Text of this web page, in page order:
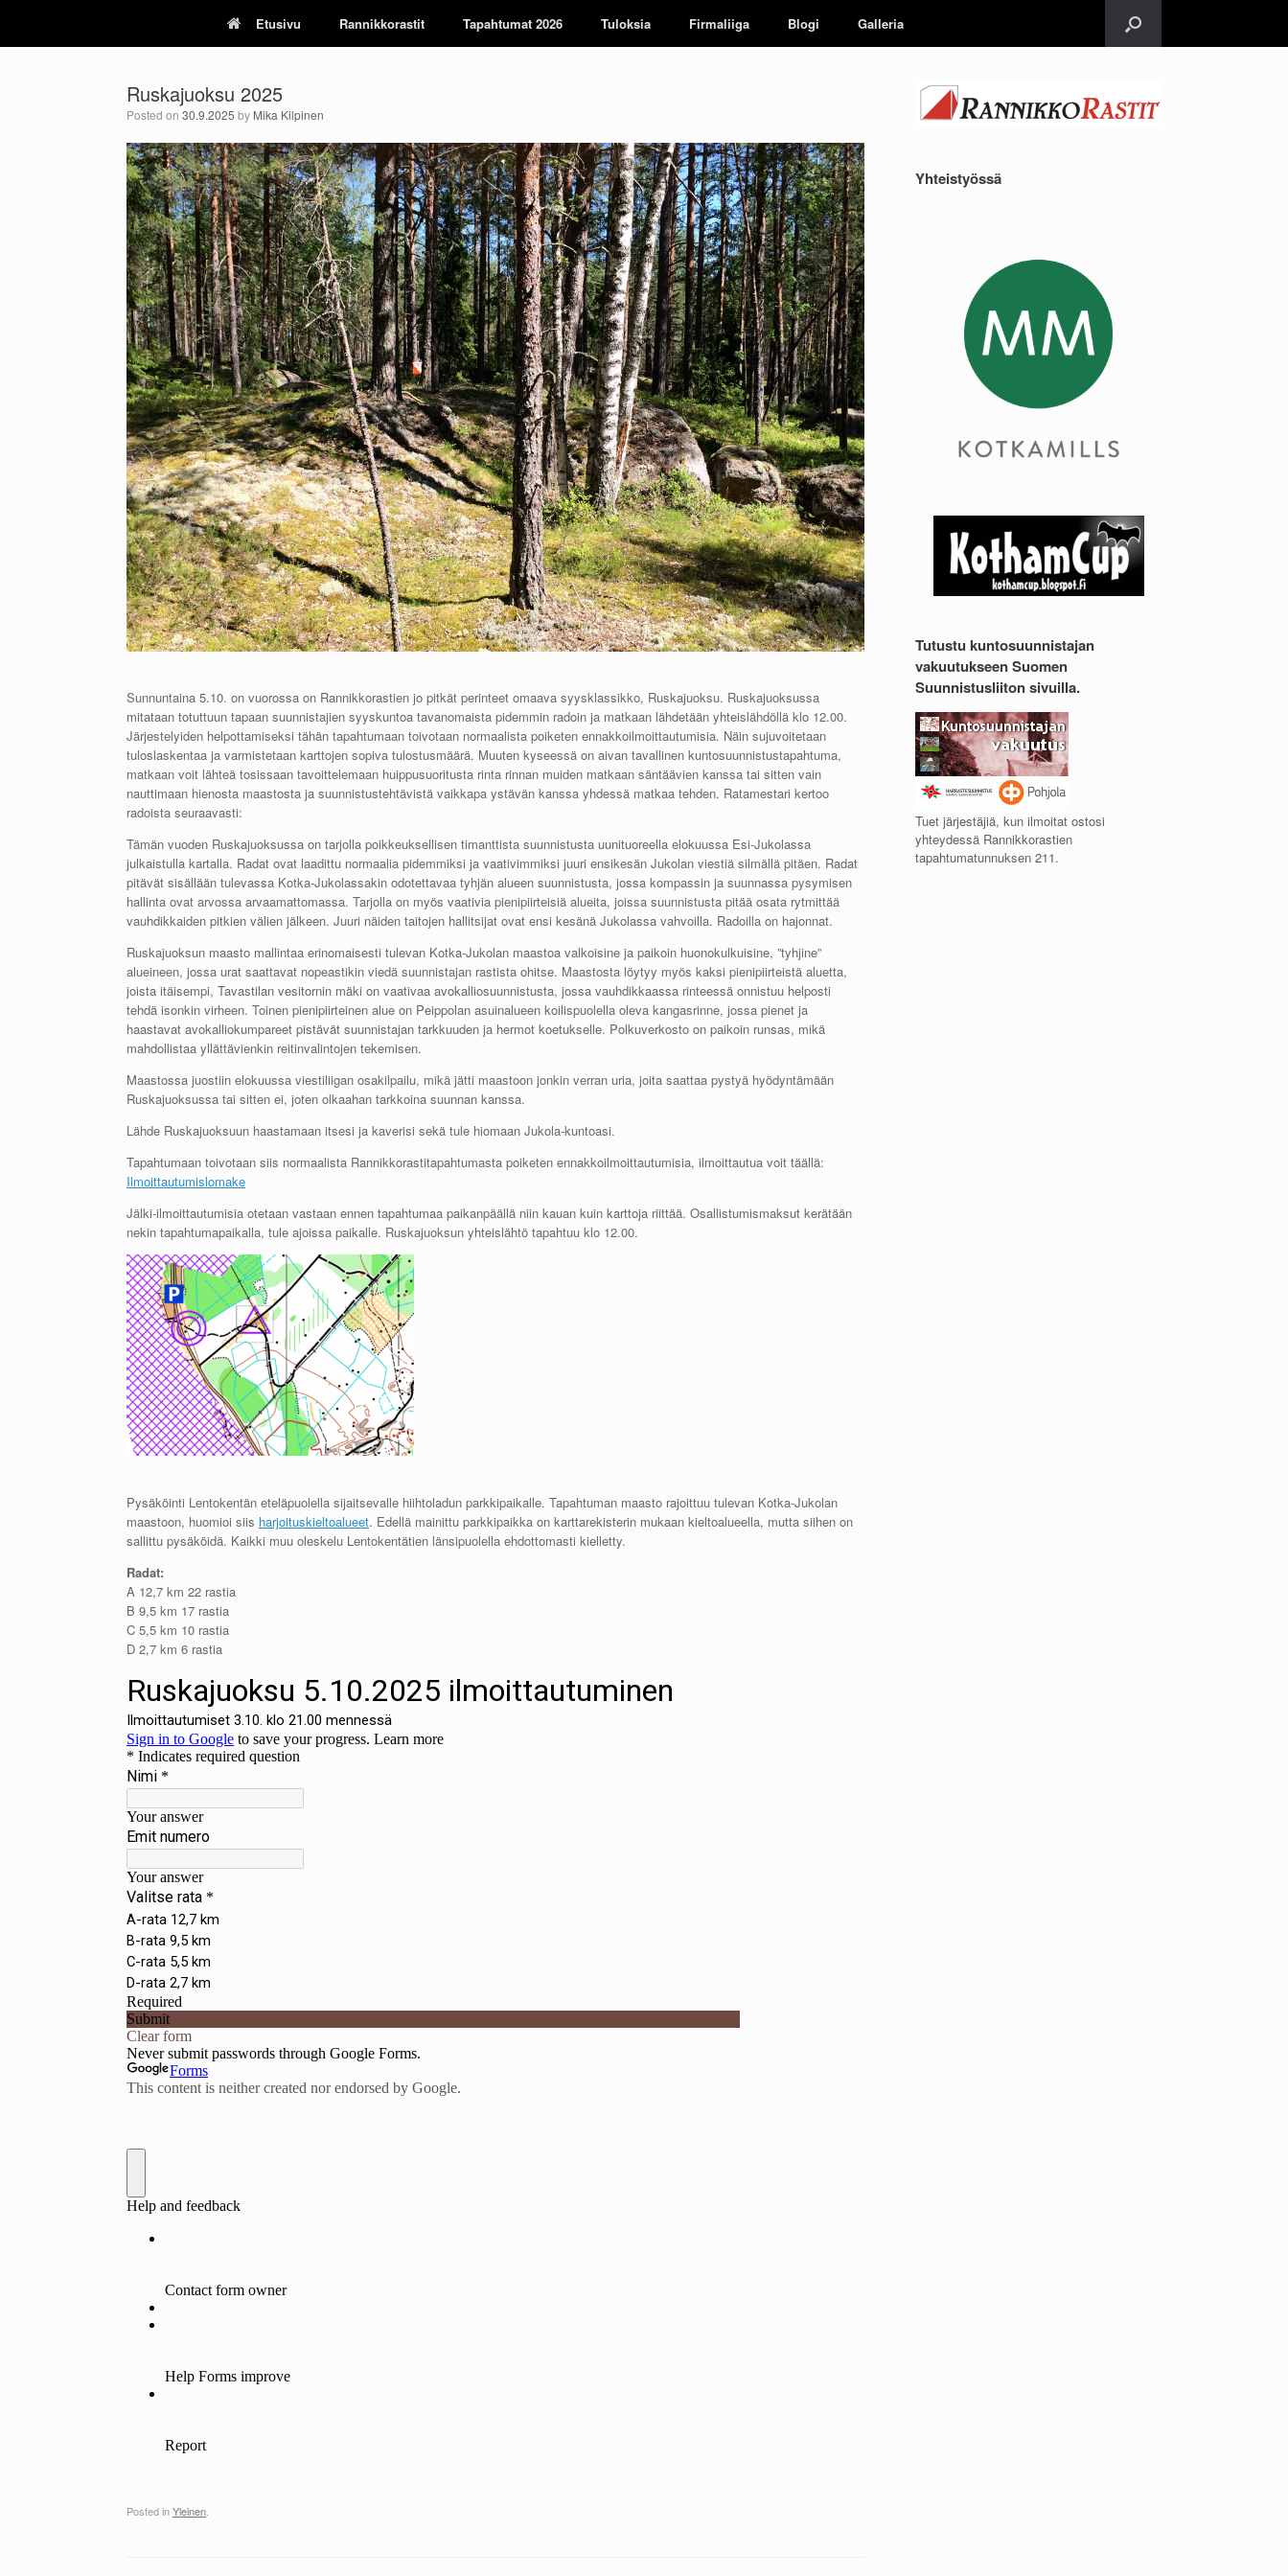
content
Etusivu Rannikkorastit Tapahtumat 2026 Tuloksia Firmaliiga Blogi Galleria
Ruskajuoksu 2025
Posted on 30.9.2025 by Mika Kilpinen
Sunnuntaina 5.10. on vuorossa on Rannikkorastien jo pitkät perinteet omaava syysklassikko, Ruskajuoksu. Ruskajuoksussa
mitataan totuttuun tapaan suunnistajien syyskuntoa tavanomaista pidemmin radoin ja matkaan lähdetään yhteislähdöllä klo 12.00.
Järjestelyiden helpottamiseksi tähän tapahtumaan toivotaan normaalista poiketen ennakkoilmoittautumisia. Näin sujuvoitetaan
tuloslaskentaa ja varmistetaan karttojen sopiva tulostusmäärä. Muuten kyseessä on aivan tavallinen kuntosuunnistustapahtuma,
matkaan voit lähteä tosissaan tavoittelemaan huippusuoritusta rinta rinnan muiden matkaan säntäävien kanssa tai sitten vain
nauttimaan hienosta maastosta ja suunnistustehtävistä vaikkapa ystävän kanssa yhdessä matkaa tehden. Ratamestari kertoo
radoista seuraavasti:
Tämän vuoden Ruskajuoksussa on tarjolla poikkeuksellisen timanttista suunnistusta uunituoreella elokuussa Esi-Jukolassa
julkaistulla kartalla. Radat ovat laadittu normaalia pidemmiksi ja vaativimmiksi juuri ensikesän Jukolan viestiä silmällä pitäen. Radat
pitävät sisällään tulevassa Kotka-Jukolassakin odotettavaa tyhjän alueen suunnistusta, jossa kompassin ja suunnassa pysymisen
hallinta ovat arvossa arvaamattomassa. Tarjolla on myös vaativia pienipiirteisiä alueita, joissa suunnistusta pitää osata rytmittää
vauhdikkaiden pitkien välien jälkeen. Juuri näiden taitojen hallitsijat ovat ensi kesänä Jukolassa vahvoilla. Radoilla on hajonnat.
Ruskajuoksun maasto mallintaa erinomaisesti tulevan Kotka-Jukolan maastoa valkoisine ja paikoin huonokulkuisine, ”tyhjine”
alueineen, jossa urat saattavat nopeastikin viedä suunnistajan rastista ohitse. Maastosta löytyy myös kaksi pienipiirteistä aluetta,
joista itäisempi, Tavastilan vesitornin mäki on vaativaa avokalliosuunnistusta, jossa vauhdikkaassa rinteessä onnistuu helposti
tehdä isonkin virheen. Toinen pienipiirteinen alue on Peippolan asuinalueen koilispuolella oleva kangasrinne, jossa pienet ja
haastavat avokalliokumpareet pistävät suunnistajan tarkkuuden ja hermot koetukselle. Polkuverkosto on paikoin runsas, mikä
mahdollistaa yllättävienkin reitinvalintojen tekemisen.
Maastossa juostiin elokuussa viestiliigan osakilpailu, mikä jätti maastoon jonkin verran uria, joita saattaa pystyä hyödyntämään
Ruskajuoksussa tai sitten ei, joten olkaahan tarkkoina suunnan kanssa.
Lähde Ruskajuoksuun haastamaan itsesi ja kaverisi sekä tule hiomaan Jukola-kuntoasi.
Tapahtumaan toivotaan siis normaalista Rannikkorastitapahtumasta poiketen ennakkoilmoittautumisia, ilmoittautua voit täällä:
Ilmoittautumislomake
Jälki-ilmoittautumisia otetaan vastaan ennen tapahtumaa paikanpäällä niin kauan kuin karttoja riittää. Osallistumismaksut kerätään
nekin tapahtumapaikalla, tule ajoissa paikalle. Ruskajuoksun yhteislähtö tapahtuu klo 12.00.
Pysäköinti Lentokentän eteläpuolella sijaitsevalle hiihtoladun parkkipaikalle. Tapahtuman maasto rajoittuu tulevan Kotka-Jukolan
maastoon, huomioi siis harjoituskieltoalueet. Edellä mainittu parkkipaikka on karttarekisterin mukaan kieltoalueella, mutta siihen on
sallittu pysäköidä. Kaikki muu oleskelu Lentokentätien länsipuolella ehdottomasti kielletty.
Radat:
A 12,7 km 22 rastia
B 9,5 km 17 rastia
C 5,5 km 10 rastia
D 2,7 km 6 rastia
Posted inYleinen
Yhteistyössä
Tutustu kuntosuunnistajan
vakuutukseen Suomen
Suunnistusliiton sivuilla.
Tuet järjestäjiä, kun ilmoitat ostosi
yhteydessä Rannikkorastien
tapahtumatunnuksen 211.